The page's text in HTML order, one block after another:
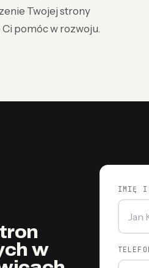
Twojej strony
pomóc w rozwoju.
w
IMIĘ I